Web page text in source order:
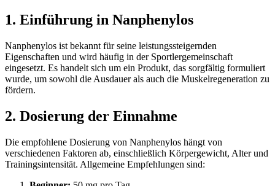
1. Einführung in Nanphenylos
Nanphenylos ist bekannt für seine leistungssteigernden
Eigenschaften und wird häufig in der Sportlergemeinschaft
eingesetzt. Es handelt sich um ein Produkt, das sorgfältig formuliert
wurde, um sowohl die Ausdauer als auch die Muskelregeneration zu
fördern.
2. Dosierung der Einnahme
Die empfohlene Dosierung von Nanphenylos hängt von
verschiedenen Faktoren ab, einschließlich Körpergewicht, Alter und
Trainingsintensität. Allgemeine Empfehlungen sind: